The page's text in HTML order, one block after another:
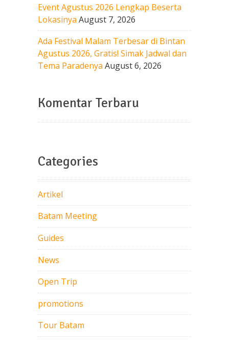
Event Agustus 2026 Lengkap Beserta
Lokasinya August 7, 2026
Ada Festival Malam Terbesar di Bintan
Agustus 2026, Gratis! Simak Jadwal dan
Tema Paradenya August 6, 2026
Komentar Terbaru
Categories
Artikel
Batam Meeting
Guides
News
Open Trip
promotions
Tour Batam